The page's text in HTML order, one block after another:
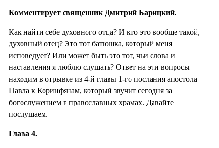
Комментирует священник Дмитрий Барицкий.
Как найти себе духовного отца? И кто это вообще такой,
духовный отец? Это тот батюшка, который меня
исповедует? Или может быть это тот, чьи слова и
наставления я люблю слушать? Ответ на эти вопросы
находим в отрывке из 4-й главы 1-го послания апостола
Павла к Коринфянам, который звучит сегодня за
богослужением в православных храмах. Давайте
послушаем.
Глава 4.